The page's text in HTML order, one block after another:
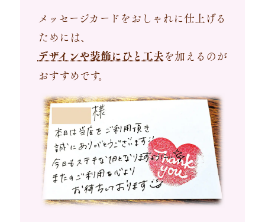
メッセージカードをおしゃれに仕上げる
ためには、
デザインや装飾にひと工夫を加えるのが
おすすめです。